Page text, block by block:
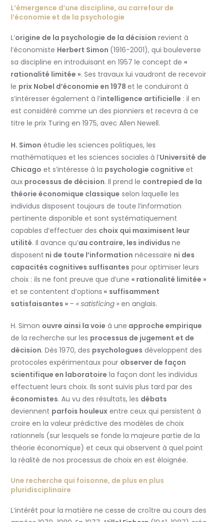
L’émergence d’une discipline, au carrefour de
l’économie et de la psychologie
L’origine de la psychologie de la décision revient à
l’économiste Herbert Simon (1916-2001), qui bouleverse
sa discipline en introduisant en 1957 le concept de«
rationalité limitée ». Ses travaux lui vaudront de recevoir
le prix Nobel d’économie en 1978et le conduiront à
s’intéresser également à l’intelligence artificielle : il en
est considéré comme un des pionniers et recevra à ce
titre le prix Turing en 1975, avec Allen Newell.
H. Simon étudie les sciences politiques, les
mathématiques et les sciences sociales à l’Université de
Chicago et s’intéresse à la psychologie cognitiveet
aux processus de décision. Il prend le contrepied de la
théorie économique classique selon laquelle les
individus disposent toujours de toute l’information
pertinente disponible et sont systématiquement
capables d’effectuer des choix qui maximisent leur
utilité. Il avance qu’au contraire, les individusne
disposent ni de toute l’information nécessaire ni des
capacités cognitives suffisantes pour optimiser leurs
choix : ils ne font preuve que d’une« rationalité limitée »
et se contentent d’options « suffisamment
satisfaisantes » –« satisficing » en anglais.
H. Simon ouvre ainsi la voie à une approche empirique
de la recherche sur les processus de jugement et de
décision. Dès 1970, des psychologues développent des
protocoles expérimentaux pour observer de façon
scientifique en laboratoire la façon dont les individus
effectuent leurs choix. Ils sont suivis plus tard par des
économistes. Au vu des résultats, les débats
deviennent parfois houleux entre ceux qui persistent à
croire en la valeur prédictive des modèles de choix
rationnels (sur lesquels se fonde la majeure partie de la
théorie économique) et ceux qui observent à quel point
la réalité de nos processus de choix en est éloignée.
Une recherche qui foisonne, de plus en plus
pluridisciplinaire
L’intérêt pour la matière ne cesse de croître au cours des